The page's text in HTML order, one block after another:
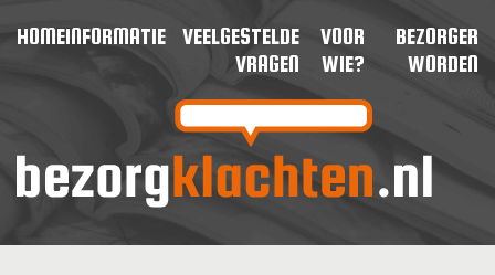
HOMEINFORMATIE
VEELGESTELDE
VRAGEN
VOOR
WIE?
BEZORGER
WORDEN